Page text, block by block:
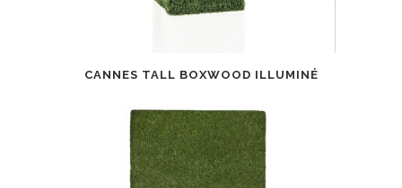
CANNES TALL BOXWOOD ILLUMINÉ